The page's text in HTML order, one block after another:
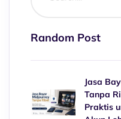
Random Post
Jasa
Tanpa
Praktis